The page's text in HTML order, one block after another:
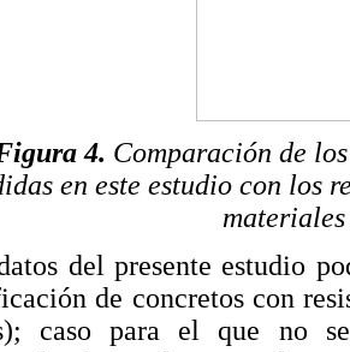
4. Comparación de
en este estudio con los
del presente estudio
de concretos con
caso para el que no se